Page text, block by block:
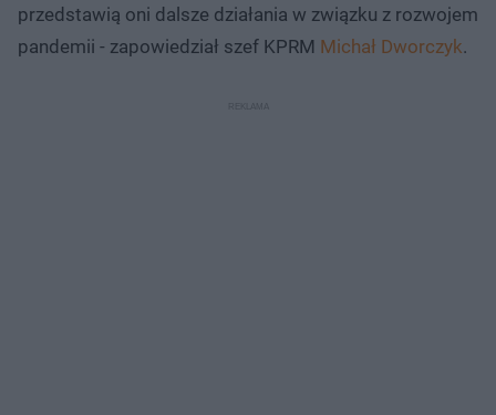
przedstawią oni dalsze działania w związku z rozwojem
pandemii - zapowiedział szef KPRM Michał Dworczyk.